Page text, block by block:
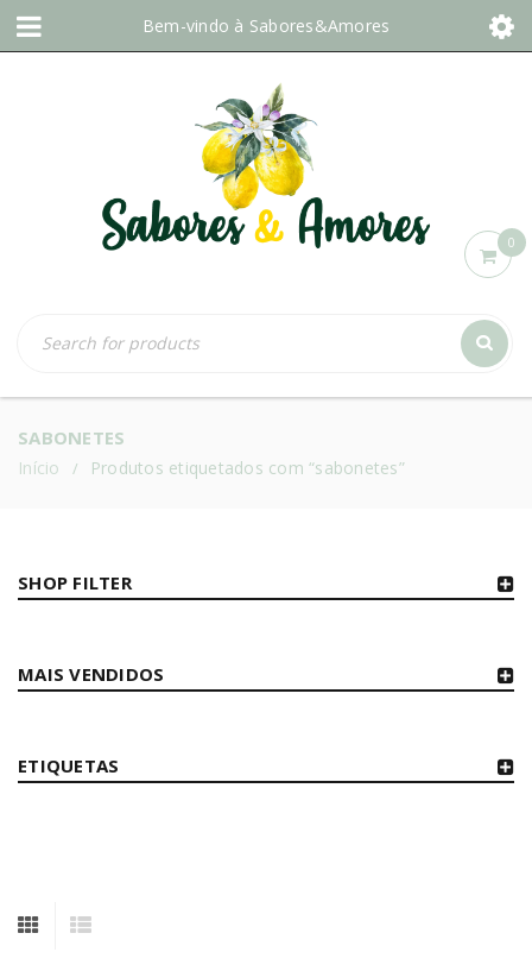
Bem-vindo à Sabores&Amores
0
SABONETES
Início / Produtos etiquetados com “sabonetes”
SHOP FILTER
MAIS VENDIDOS
ETIQUETAS